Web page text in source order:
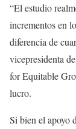
“El estudio
incrementos en
diferencia de
vicepresidenta
for Equitable
lucro.
Si bien el apoyo